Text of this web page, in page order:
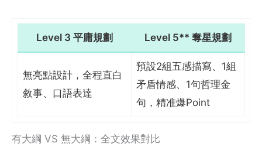
Level 3 平庸規劃 Level 5** 奪星規劃
無亮點設計，全程直白
敘事、口語表達
預設2組五感描寫、1組
矛盾情感、1句哲理金
句，精准爆Point
有大綱 VS 無大綱：全文效果對比